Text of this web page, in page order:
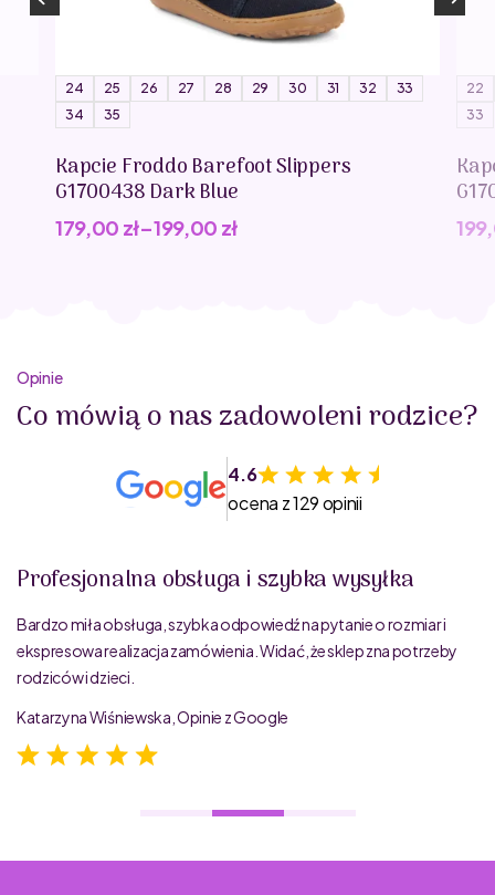
24 25 26 27 28 29 30 31 32
33
34
35
Kapcie Froddo Barefoot Slippers
G1700438 Dark Blue
179,00 zł–199,00 zł
22
33
Opinie
Co mówią o nas zadowoleni rodzice?
4.6
ocena z 129 opinii
Profesjonalna obsługa i szybka wysyłka
Bardzo miła obsługa, szybka odpowiedź na pytanie o rozmiar i
ekspresowa realizacja zamówienia. Widać, że sklep zna potrzeby
rodziców i dzieci.
Katarzyna Wiśniewska, Opinie z Google